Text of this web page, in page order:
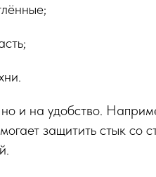
и на удобство.
защитить стык со